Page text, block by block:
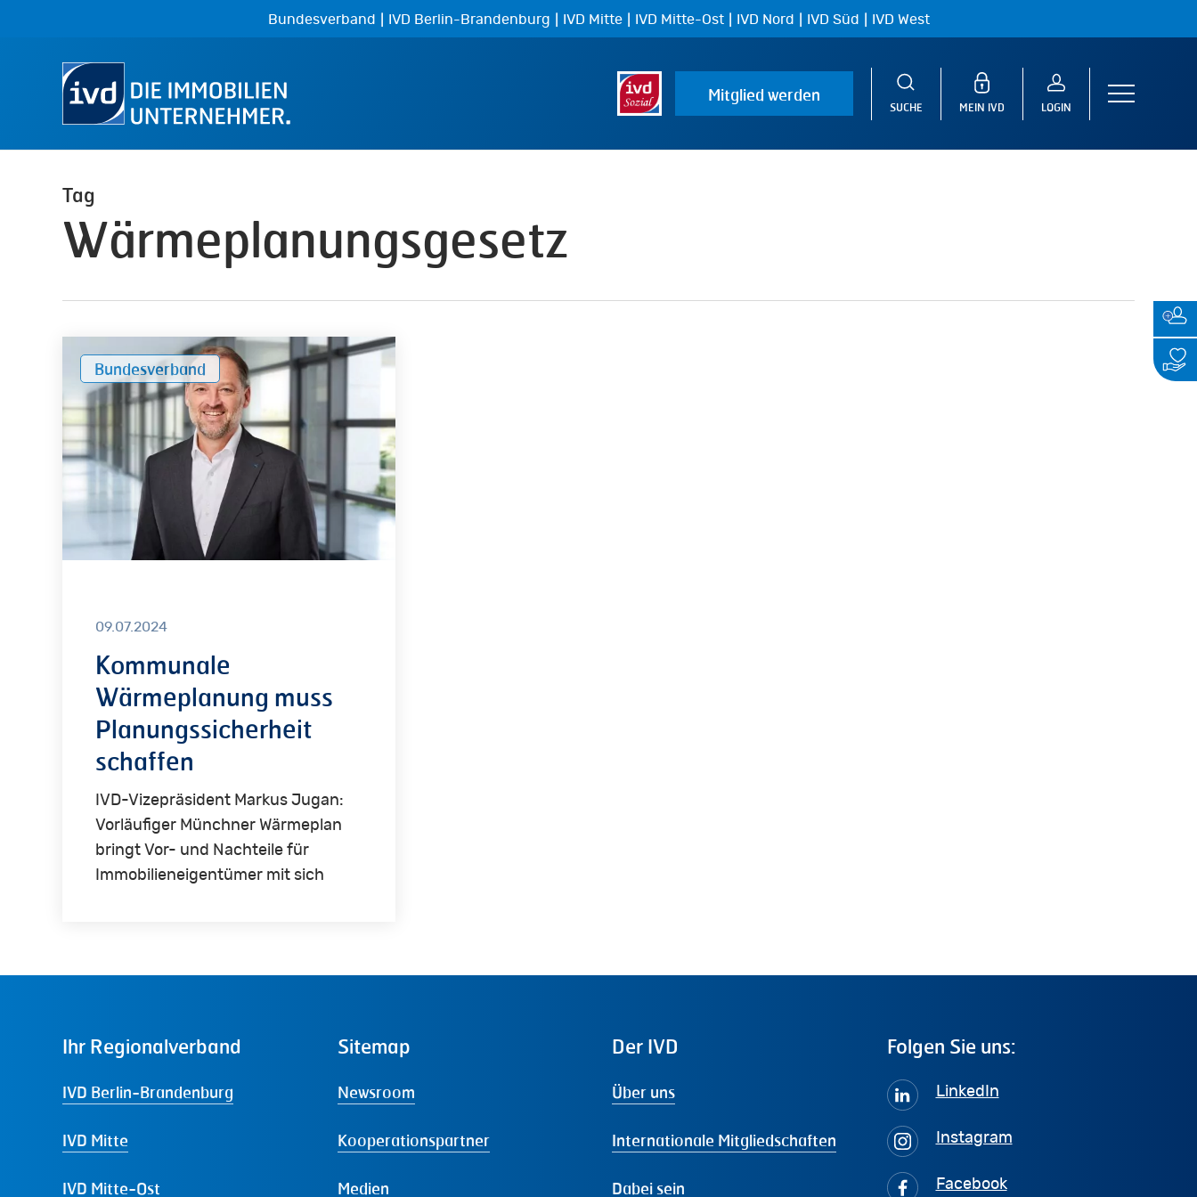
Bundesverband | IVD Berlin-Brandenburg | IVD Mitte | IVD Mitte-Ost | IVD Nord | IVD Süd | IVD West
Mitglied werden
SUCHE MEIN IVD LOGIN
Menu
Tag
Wärmeplanungsgesetz
Wärmeplanung
muss
Planungssicherheit
schaffen
Bundesverband
09.07.2024
Kommunale
Wärmeplanung muss
Planungssicherheit
schaffen
IVD-Vizepräsident Markus Jugan:
Vorläufiger Münchner Wärmeplan
bringt Vor- und Nachteile für
Immobilieneigentümer mit sich
Ihr Regionalverband
IVD Berlin-Brandenburg
IVD Mitte
IVD Mitte-Ost
Sitemap
Newsroom
Kooperationspartner
Medien
Der IVD
Über uns
Internationale Mitgliedschaften
Dabei sein
Folgen Sie uns:
LinkedIn
Instagram
Facebook